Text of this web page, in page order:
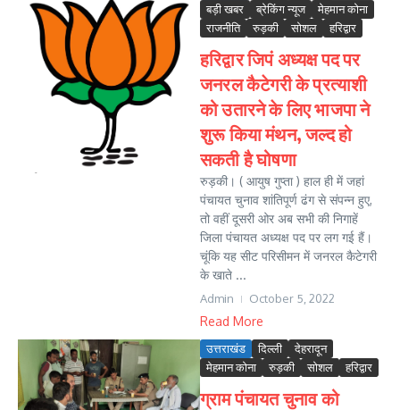
बड़ी खबर
ब्रेकिंग न्यूज
मेहमान कोना
राजनीति
रुड़की सोशल हरिद्वार
हरिद्वार जिपं अध्यक्ष पद पर
जनरल कैटेगरी के प्रत्याशी
को उतारने के लिए भाजपा ने
शुरू किया मंथन, जल्द हो
सकती है घोषणा
रुड़की। ( आयुष गुप्ता ) हाल ही में जहां
पंचायत चुनाव शांतिपूर्ण ढंग से संपन्न हुए,
तो वहीं दूसरी ओर अब सभी की निगाहें
जिला पंचायत अध्यक्ष पद पर लग गई हैं।
चूंकि यह सीट परिसीमन में जनरल कैटेगरी
के खाते ...
Admin October 5, 2022
Read More
उत्तराखंड दिल्ली
देहरादून
मेहमान कोना
रुड़की सोशल हरिद्वार
ग्राम पंचायत चुनाव को